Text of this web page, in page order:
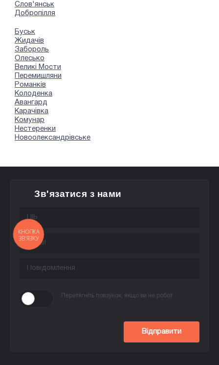
Слов'янськ
Добропілля
Буськ
Жидачів
Забороль
Олесько
Великі Мости
Перемишляни
Романків
Колоденка
Авангард
Карачівка
Комунар
Нестеренки
Новоолександрівське
Зв'язатися з нами
Перетягніть повзунок, якщо ви не робот
Відправити
КНОПКА
ЗВ'ЯЗКУ